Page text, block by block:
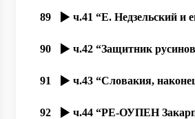
89
90
91
92